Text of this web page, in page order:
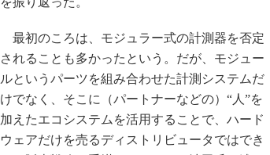
最初のころは、モジュラー式の計測器を否定
されることも多かったという。だが、モジュー
ルというパーツを組み合わせた計測システムだ
けでなく、そこに（パートナーなどの）“人”を
加えたエコシステムを活用することで、ハード
ウェアだけを売るディストリビュータではでき